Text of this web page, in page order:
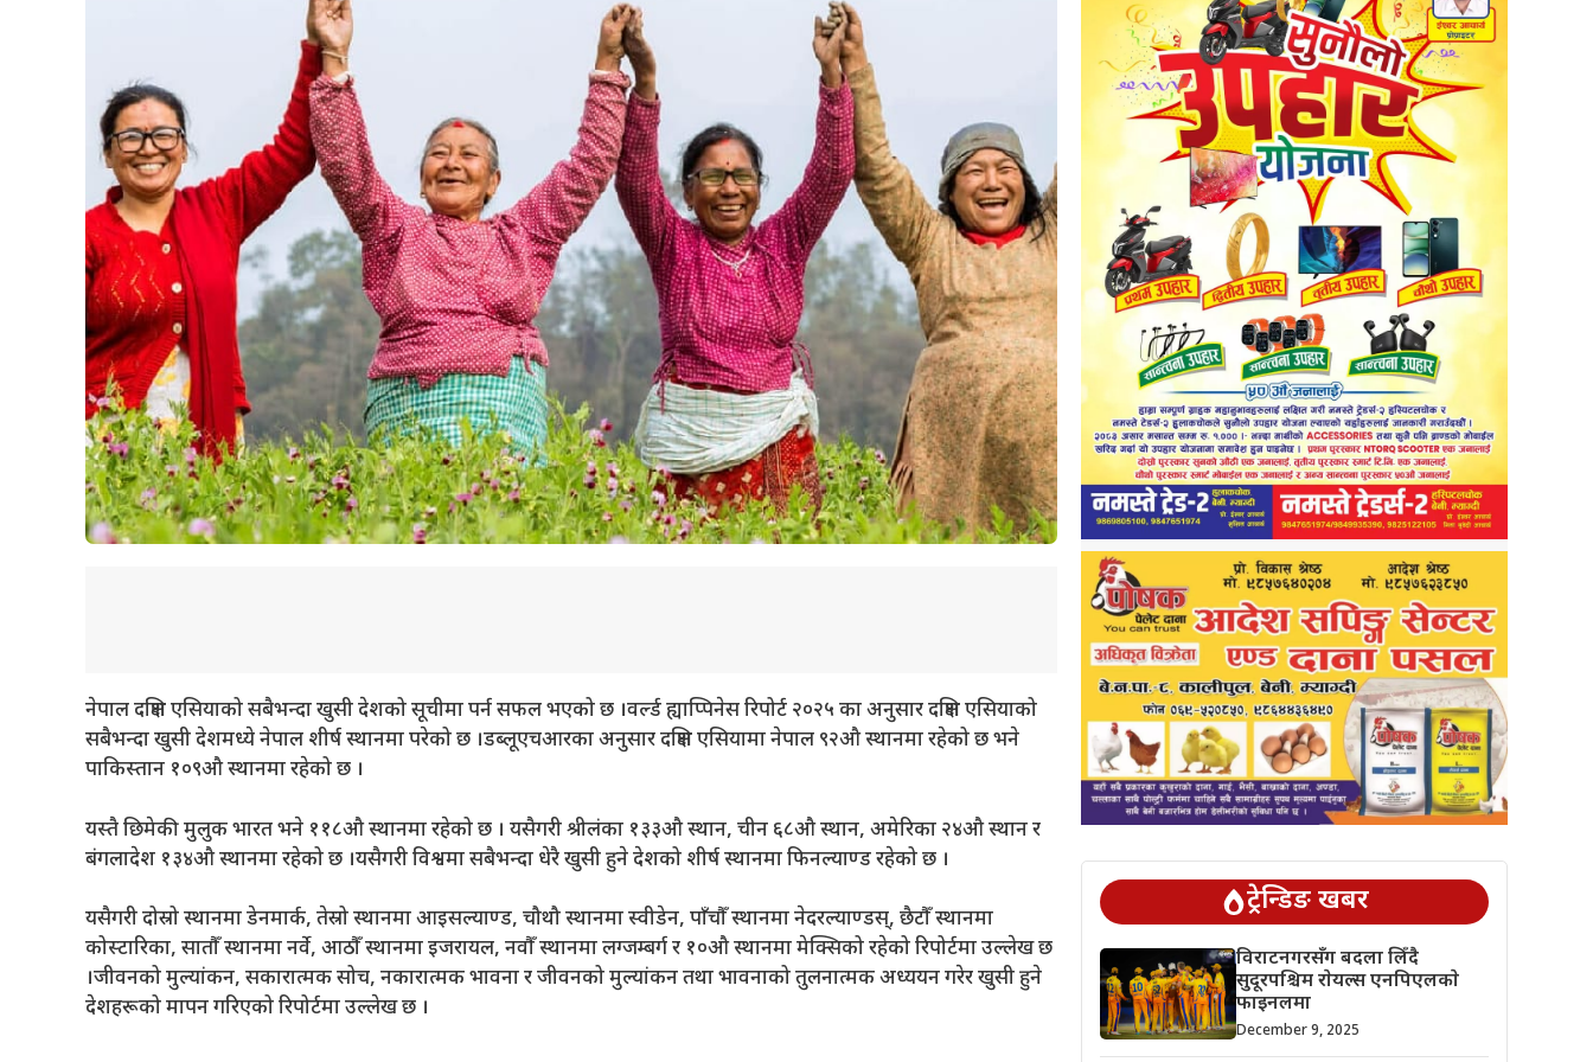
नेपाल दक्षिण एसियाको सबैभन्दा खुसी देशको सूचीमा पर्न सफल भएको छ ।वर्ल्ड ह्याप्पिनेस रिपोर्ट २०२५ का अनुसार दक्षिण एसियाको
सबैभन्दा खुसी देशमध्ये नेपाल शीर्ष स्थानमा परेको छ ।डब्लूएचआरका अनुसार दक्षिण एसियामा नेपाल ९२औ स्थानमा रहेको छ भने
पाकिस्तान १०९औ स्थानमा रहेको छ ।
यस्तै छिमेकी मुलुक भारत भने ११८औ स्थानमा रहेको छ । यसैगरी श्रीलंका १३३औ स्थान, चीन ६८औ स्थान, अमेरिका २४औ स्थान र
बंगलादेश १३४औ स्थानमा रहेको छ ।यसैगरी विश्वमा सबैभन्दा धेरै खुसी हुने देशको शीर्ष स्थानमा फिनल्याण्ड रहेको छ ।
यसैगरी दोस्रो स्थानमा डेनमार्क, तेस्रो स्थानमा आइसल्याण्ड, चौथौ स्थानमा स्वीडेन, पाँचौँ स्थानमा नेदरल्याण्डस्, छैटौँ स्थानमा
कोस्टारिका, सातौँ स्थानमा नर्वे, आठौँ स्थानमा इजरायल, नवौँ स्थानमा लग्जम्बर्ग र १०औ स्थानमा मेक्सिको रहेको रिपोर्टमा उल्लेख छ
।जीवनको मुल्यांकन, सकारात्मक सोच, नकारात्मक भावना र जीवनको मुल्‍यांकन तथा भावनाको तुलनात्मक अध्ययन गरेर खुसी हुने
देशहरूको मापन गरिएको रिपोर्टमा उल्लेख छ ।
ट्रेन्डिङ खबर
विराटनगरसँग बदला लिँदै
सुदूरपश्चिम राेयल्स एनपिएलकाे
फाइनलमा
December 9, 2025